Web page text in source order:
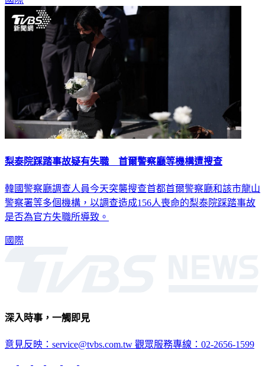
梨泰院踩踏事故疑有失職 首爾警察廳等機構遭搜查
韓國警察廳調查人員今天突襲搜查首都首爾警察廳和該市龍山
警察署等多個機構，以調查造成156人喪命的梨泰院踩踏事故
是否為官方失職所導致。
國際
深入時事，一觸即見
意見反映：service@tvbs.com.tw 觀眾服務專線：02-2656-1599